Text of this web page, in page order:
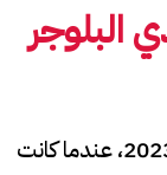
البلوجر
تعود جذور هذه القصة المؤلمة إلى يوليو 2023، عندما كانت